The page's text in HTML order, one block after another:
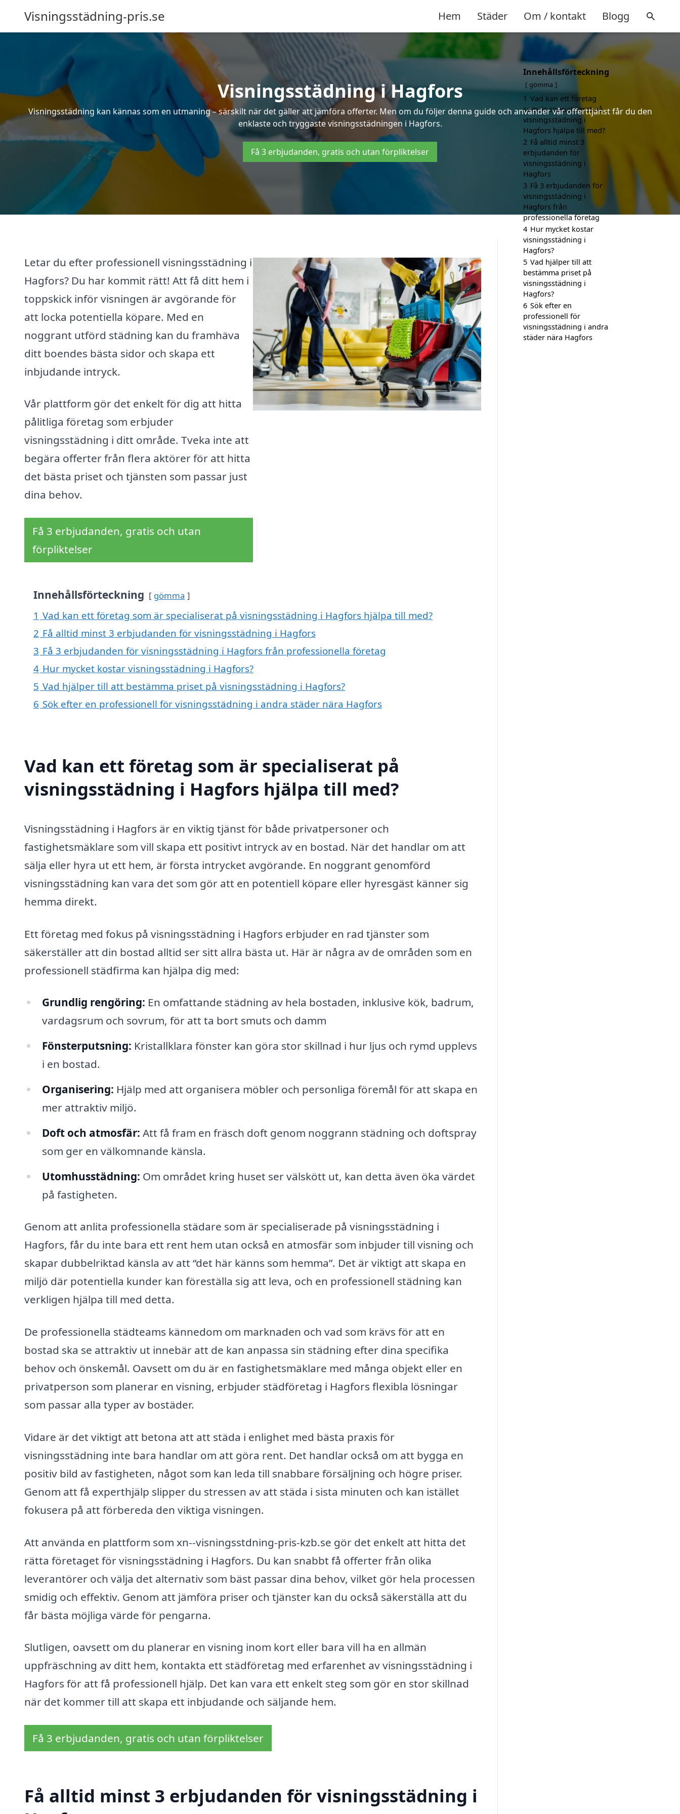
Visningsstädning-pris.se Hem Städer Om / kontakt Blogg
Visningsstädning i Hagfors
Visningsstädning kan kännas som en utmaning – särskilt när det gäller att jämföra offerter. Men om du följer denna guide och använder vår offerttjänst får du den
enklaste och tryggaste visningsstädningen i Hagfors.
Få 3 erbjudanden, gratis och utan förpliktelser
Letar du efter professionell visningsstädning i
Hagfors? Du har kommit rätt! Att få ditt hem i
toppskick inför visningen är avgörande för
att locka potentiella köpare. Med en
noggrant utförd städning kan du framhäva
ditt boendes bästa sidor och skapa ett
inbjudande intryck.
Vår plattform gör det enkelt för dig att hitta
pålitliga företag som erbjuder
visningsstädning i ditt område. Tveka inte att
begära offerter från flera aktörer för att hitta
det bästa priset och tjänsten som passar just
dina behov.
Få 3 erbjudanden, gratis och utan
förpliktelser
Innehållsförteckning gömma
1 Vad kan ett företag som är specialiserat på visningsstädning i Hagfors hjälpa till med?
2 Få alltid minst 3 erbjudanden för visningsstädning i Hagfors
3 Få 3 erbjudanden för visningsstädning i Hagfors från professionella företag
4 Hur mycket kostar visningsstädning i Hagfors?
5 Vad hjälper till att bestämma priset på visningsstädning i Hagfors?
6 Sök efter en professionell för visningsstädning i andra städer nära Hagfors
Vad kan ett företag som är specialiserat på
visningsstädning i Hagfors hjälpa till med?
Visningsstädning i Hagfors är en viktig tjänst för både privatpersoner och
fastighetsmäklare som vill skapa ett positivt intryck av en bostad. När det handlar om att
sälja eller hyra ut ett hem, är första intrycket avgörande. En noggrant genomförd
visningsstädning kan vara det som gör att en potentiell köpare eller hyresgäst känner sig
hemma direkt.
Ett företag med fokus på visningsstädning i Hagfors erbjuder en rad tjänster som
säkerställer att din bostad alltid ser sitt allra bästa ut. Här är några av de områden som en
professionell städfirma kan hjälpa dig med:
Grundlig rengöring: En omfattande städning av hela bostaden, inklusive kök, badrum,
vardagsrum och sovrum, för att ta bort smuts och damm
Fönsterputsning: Kristallklara fönster kan göra stor skillnad i hur ljus och rymd upplevs
i en bostad.
Organisering: Hjälp med att organisera möbler och personliga föremål för att skapa en
mer attraktiv miljö.
Doft och atmosfär: Att få fram en fräsch doft genom noggrann städning och doftspray
som ger en välkomnande känsla.
Utomhusstädning: Om området kring huset ser välskött ut, kan detta även öka värdet
på fastigheten.
Genom att anlita professionella städare som är specialiserade på visningsstädning i
Hagfors, får du inte bara ett rent hem utan också en atmosfär som inbjuder till visning och
skapar dubbelriktad känsla av att “det här känns som hemma”. Det är viktigt att skapa en
miljö där potentiella kunder kan föreställa sig att leva, och en professionell städning kan
verkligen hjälpa till med detta.
De professionella städteams kännedom om marknaden och vad som krävs för att en
bostad ska se attraktiv ut innebär att de kan anpassa sin städning efter dina specifika
behov och önskemål. Oavsett om du är en fastighetsmäklare med många objekt eller en
privatperson som planerar en visning, erbjuder städföretag i Hagfors flexibla lösningar
som passar alla typer av bostäder.
Vidare är det viktigt att betona att att städa i enlighet med bästa praxis för
visningsstädning inte bara handlar om att göra rent. Det handlar också om att bygga en
positiv bild av fastigheten, något som kan leda till snabbare försäljning och högre priser.
Genom att få experthjälp slipper du stressen av att städa i sista minuten och kan istället
fokusera på att förbereda den viktiga visningen.
Att använda en plattform som xn--visningsstdning-pris-kzb.se gör det enkelt att hitta det
rätta företaget för visningsstädning i Hagfors. Du kan snabbt få offerter från olika
leverantörer och välja det alternativ som bäst passar dina behov, vilket gör hela processen
smidig och effektiv. Genom att jämföra priser och tjänster kan du också säkerställa att du
får bästa möjliga värde för pengarna.
Slutligen, oavsett om du planerar en visning inom kort eller bara vill ha en allmän
uppfräschning av ditt hem, kontakta ett städföretag med erfarenhet av visningsstädning i
Hagfors för att få professionell hjälp. Det kan vara ett enkelt steg som gör en stor skillnad
när det kommer till att skapa ett inbjudande och säljande hem.
Få 3 erbjudanden, gratis och utan förpliktelser
Få alltid minst 3 erbjudanden för visningsstädning i
Innehållsförteckning
gömma
1 Vad kan ett företag
som är specialiserat på
visningsstädning i
Hagfors hjälpa till med?
2 Få alltid minst 3
erbjudanden för
visningsstädning i
Hagfors
3 Få 3 erbjudanden för
visningsstädning i
Hagfors från
professionella företag
4 Hur mycket kostar
visningsstädning i
Hagfors?
5 Vad hjälper till att
bestämma priset på
visningsstädning i
Hagfors?
6 Sök efter en
professionell för
visningsstädning i andra
städer nära Hagfors